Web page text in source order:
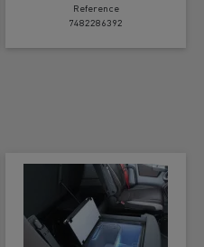
Reference
7482286392